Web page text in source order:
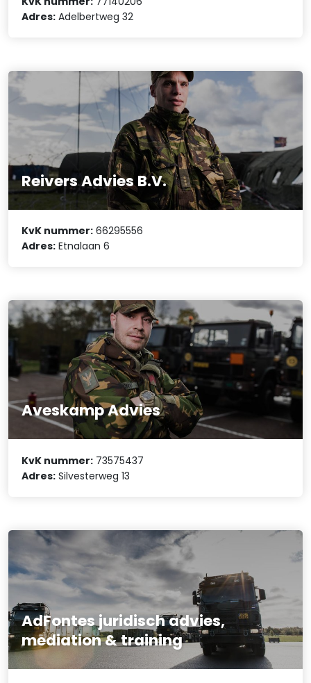
Adres: Adelbertweg 32
Reivers Advies B.V.
KvK nummer: 66295556
Adres: Etnalaan 6
Aveskamp Advies
KvK nummer: 73575437
Adres: Silvesterweg 13
AdFontes juridisch advies,
mediation & training